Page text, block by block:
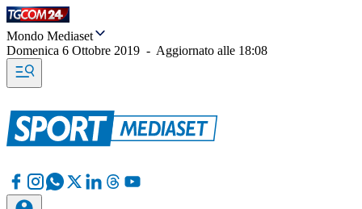
Mondo Mediaset
Domenica 6 Ottobre 2019 - Aggiornato alle 18:08